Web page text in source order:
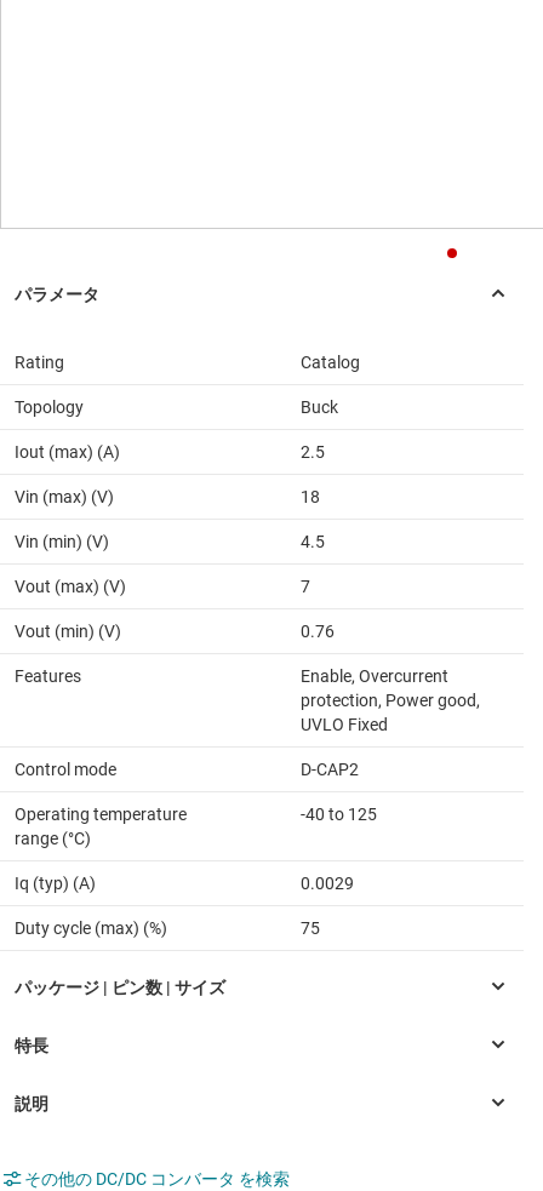
Rating Catalog
Topology Buck
Iout (max) (A) 2.5
Vin (max) (V) 18
Vin (min) (V) 4.5
Vout (max) (V) 7
Vout (min) (V) 0.76
Features
Enable, Overcurrent
protection, Power good,
UVLO Fixed
Control mode D-CAP2
Operating temperature
range (°C)
-40 to 125
Iq (typ) (A) 0.0029
Duty cycle (max) (%) 75
その他の DC/DC コンバータ を検索